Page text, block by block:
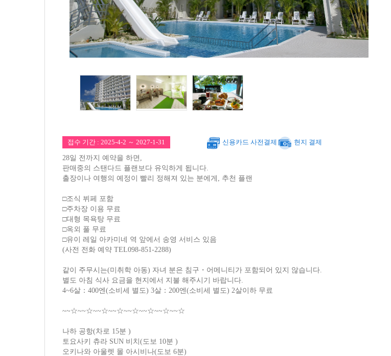
접수 기간 : 2025-4-2 ～ 2027-1-31 신용카드 사전결제 현지 결제
28일 전까지 예약을 하면,
판매중의 스탠다드 플랜보다 유익하게 됩니다.
출장이나 여행의 예정이 빨리 정해져 있는 분에게, 추천 플랜
□조식 뷔페 포함
□주차장 이용 무료
□대형 목욕탕 무료
□옥외 풀 무료
□유이 레일 아카미네 역 앞에서 송영 서비스 있음
(사전 전화 예약 TEL098-851-2288)
같이 주무시는(미취학 아동) 자녀 분은 침구・어메니티가 포함되어 있지 않습니다.
별도 아침 식사 요금을 현지에서 지불 해주시기 바랍니다.
4~6살：400엔(소비세 별도) 3살：200엔(소비세 별도) 2살이하 무료
~~☆~~☆~~☆~~☆~~☆~~☆~~☆~~☆
나하 공항(차로 15분 )
토요사키 츄라 SUN 비치(도보 10분 )
오키나와 아울렛 몰 아시비나(도보 6분)